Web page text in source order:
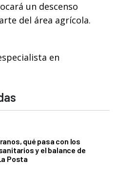
un descenso
del área agrícola.
en
qué pasa con los
y el balance de
Posta